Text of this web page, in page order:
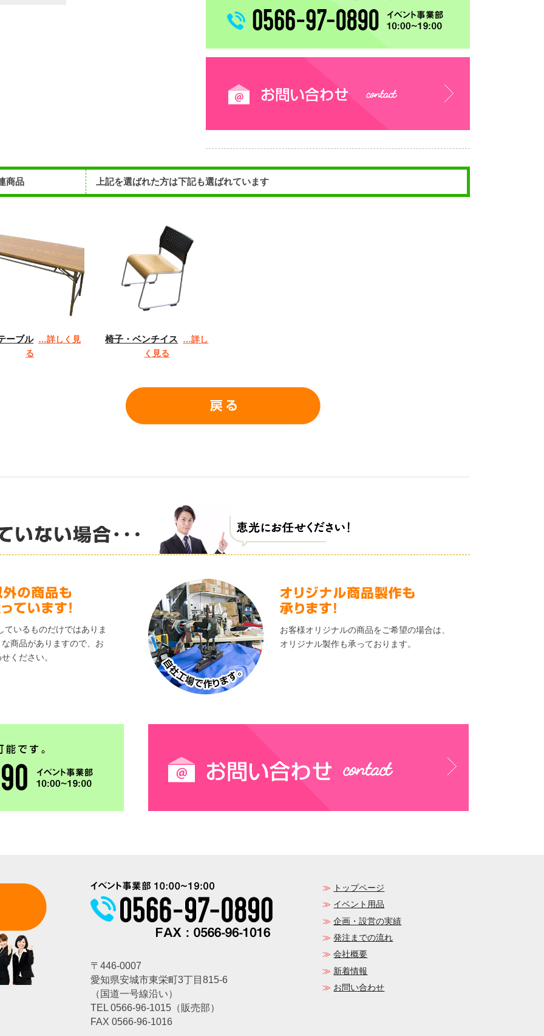
商品 上記を選ばれた方は下記も選ばれています
ーブル …詳しく見
る
椅子・ベンチイス
…詳し
く見る
ているものだけではありま
商品がありますので、お
ください。
お客様オリジナルの商品をご希望の場合は、
オリジナル製作も承っております。
トップページ
イベント用品
企画・設営の実績
発注までの流れ
会社概要
新着情報
お問い合わせ
〒446-0007
愛知県安城市東栄町3丁目815-6
（国道一号線沿い）
TEL 0566-96-1015 （販売部）
FAX 0566-96-1016